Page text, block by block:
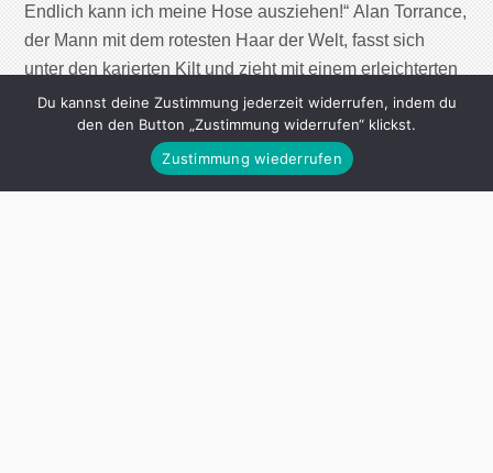
Endlich kann ich meine Hose ausziehen!“ Alan Torrance,
der Mann mit dem rotesten Haar der Welt, fasst sich
unter den karierten Kilt und zieht mit einem erleichterten
Seufzer eine schwarze Radlerhose hervor. „Bei den
Wettkämpfen […]
Du kannst deine Zustimmung jederzeit widerrufen, indem du
den den Button „Zustimmung widerrufen“ klickst.
Zustimmung wiederrufen